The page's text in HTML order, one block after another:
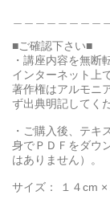
■ご確認下さい■
・講座内容を無断
インターネット上
著作権はアルモニ
ず出典明記してく
・ご購入後、テキ
身でＰＤＦをダウ
はありません）。
サイズ： １４cm ×